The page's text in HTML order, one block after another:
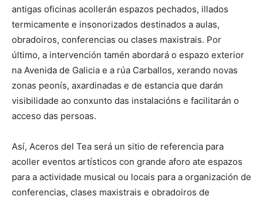
antigas oficinas acollerán espazos pechados, illados
termicamente e insonorizados destinados a aulas,
obradoiros, conferencias ou clases maxistrais. Por
último, a intervención tamén abordará o espazo exterior
na Avenida de Galicia e a rúa Carballos, xerando novas
zonas peonís, axardinadas e de estancia que darán
visibilidade ao conxunto das instalacións e facilitarán o
acceso das persoas.
Así, Aceros del Tea será un sitio de referencia para
acoller eventos artísticos con grande aforo ate espazos
para a actividade musical ou locais para a organización de
conferencias, clases maxistrais e obradoiros de